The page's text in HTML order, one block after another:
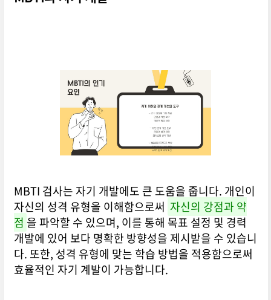
MBTI 검사는 자기 개발에도 큰 도움을 줍니다. 개인이
자신의 성격 유형을 이해함으로써 자신의 강점과 약
점 을 파악할 수 있으며, 이를 통해 목표 설정 및 경력
개발에 있어 보다 명확한 방향성을 제시받을 수 있습니
다. 또한, 성격 유형에 맞는 학습 방법을 적용함으로써
효율적인 자기 계발이 가능합니다.